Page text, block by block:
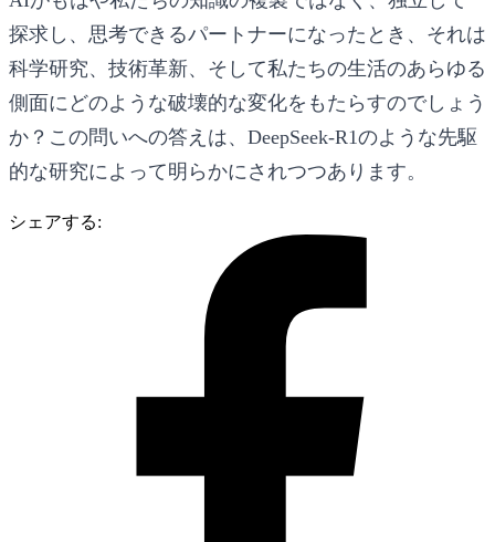
探求し、思考できるパートナーになったとき、それは
科学研究、技術革新、そして私たちの生活のあらゆる
側面にどのような破壊的な変化をもたらすのでしょう
か？この問いへの答えは、DeepSeek-R1のような先駆
的な研究によって明らかにされつつあります。
シェアする: